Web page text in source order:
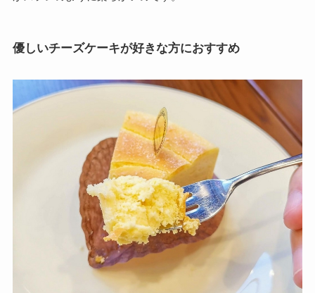
優しいチーズケーキが好きな方におすすめ